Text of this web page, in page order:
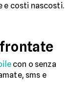
e costi nascosti.
con o senza
sms e